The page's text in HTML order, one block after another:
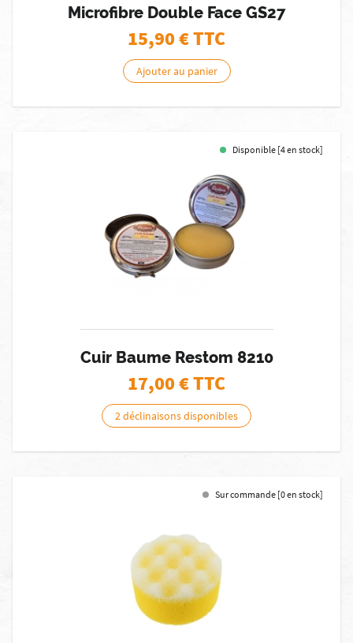
Microfibre Double Face GS27
15,90€ TTC
Ajouter au panier
Disponible [4 en stock]
Cuir Baume Restom 8210
17,00€ TTC
2 déclinaisons disponibles
Sur commande [0 en stock]